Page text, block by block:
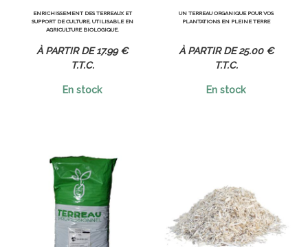
ENRICHISSEMENT DES TERREAUX ET
SUPPORT DE CULTURE, UTILISABLE EN
AGRICULTURE BIOLOGIQUE.
17.99 €
T.T.C.
En stock
UN TERREAU ORGANIQUE POUR VOS
PLANTATIONS EN PLEINE TERRE
25.00 €
T.T.C.
En stock